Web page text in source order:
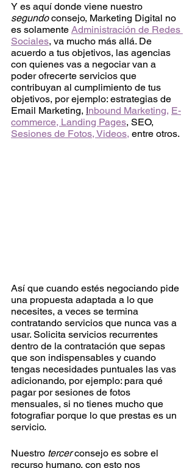
Y es aquí donde viene nuestro
segundo consejo, Marketing Digital no
es solamente Administración de Redes
Sociales, va mucho más allá. De
acuerdo a tus objetivos, las agencias
con quienes vas a negociar van a
poder ofrecerte servicios que
contribuyan al cumplimiento de tus
objetivos, por ejemplo: estrategias de
Email Marketing, Inbound Marketing, E-
commerce, Landing Pages, SEO,
Sesiones de Fotos, Videos, entre otros.
Así que cuando estés negociando pide
una propuesta adaptada a lo que
necesites, a veces se termina
contratando servicios que nunca vas a
usar. Solicita servicios recurrentes
dentro de la contratación que sepas
que son indispensables y cuando
tengas necesidades puntuales las vas
adicionando, por ejemplo: para qué
pagar por sesiones de fotos
mensuales, si no tienes mucho que
fotografiar porque lo que prestas es un
servicio.
Nuestro tercer consejo es sobre el
recurso humano, con esto nos